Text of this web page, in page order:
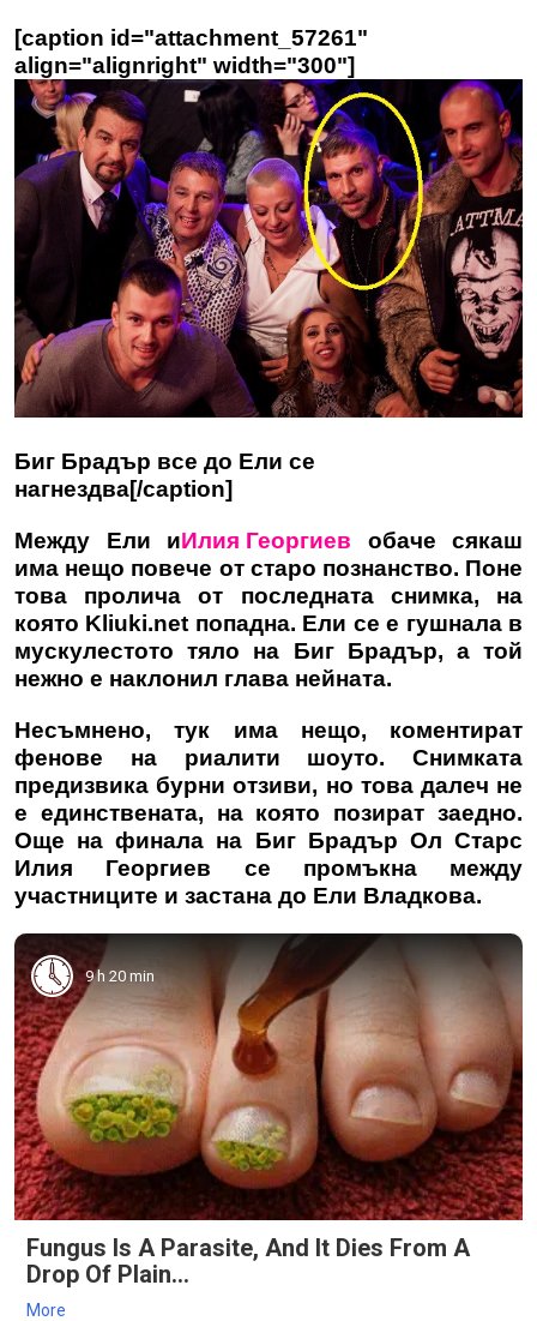
[caption id="attachment_57261"
align="alignright" width="300"]
Биг Брадър все до Ели се
нагнездва[/caption]
Между Ели иИлия Георгиев обаче сякаш
има нещо повече от старо познанство. Поне
това пролича от последната снимка, на
която Kliuki.net попадна. Ели се е гушнала в
мускулестото тяло на Биг Брадър, а той
нежно е наклонил глава нейната.
Несъмнено, тук има нещо, коментират
фенове на риалити шоуто. Снимката
предизвика бурни отзиви, но това далеч не
е единствената, на която позират заедно.
Още на финала на Биг Брадър Ол Старс
Илия Георгиев се промъкна между
участниците и застана до Ели Владкова.
9 h 20 min
Fungus Is A Parasite, And It Dies From A
Drop Of Plain...
More